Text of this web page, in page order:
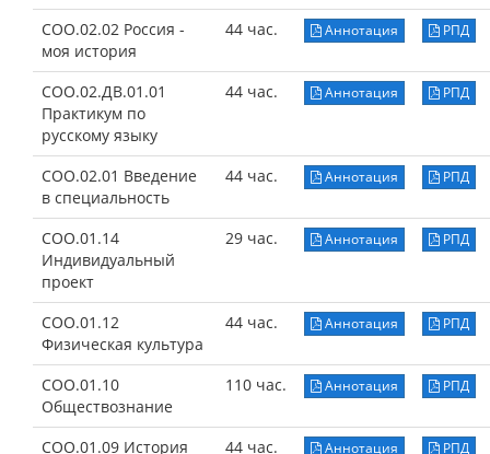
СОО.02.02 Россия -
моя история
44 час. Аннотация РПД
СОО.02.ДВ.01.01
Практикум по
русскому языку
44 час. Аннотация РПД
СОО.02.01 Введение
в специальность
44 час. Аннотация РПД
СОО.01.14
Индивидуальный
проект
29 час. Аннотация РПД
СОО.01.12
Физическая культура
44 час. Аннотация РПД
СОО.01.10
Обществознание
110 час. Аннотация РПД
СОО.01.09 История 44 час. Аннотация РПД